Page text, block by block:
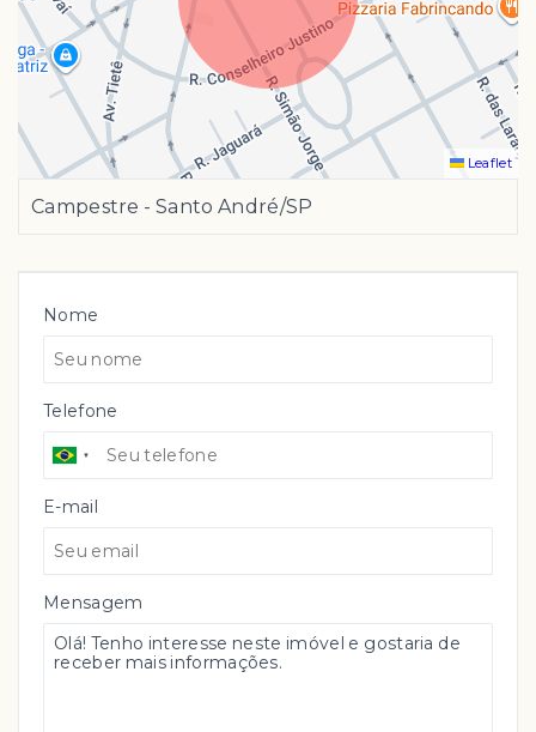
Nome
Telefone
E-mail
Mensagem
Leaflet
Campestre - Santo André/SP